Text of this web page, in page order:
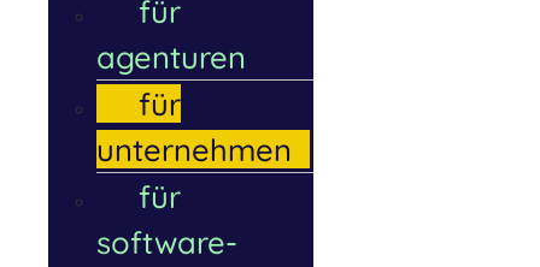
für
agenturen
für
unternehmen
für
software-